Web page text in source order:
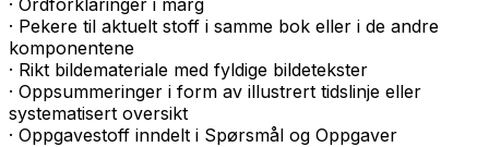
· Pekere til aktuelt stoff i samme bok eller i de andre
komponentene
· Rikt bildemateriale med fyldige bildetekster
· Oppsummeringer i form av illustrert tidslinje eller
systematisert oversikt
· Oppgavestoff inndelt i Spørsmål og Oppgaver